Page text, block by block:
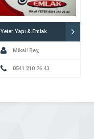
Yeter Yapı & Emlak
Mikail Bey,
0541 210 26 43